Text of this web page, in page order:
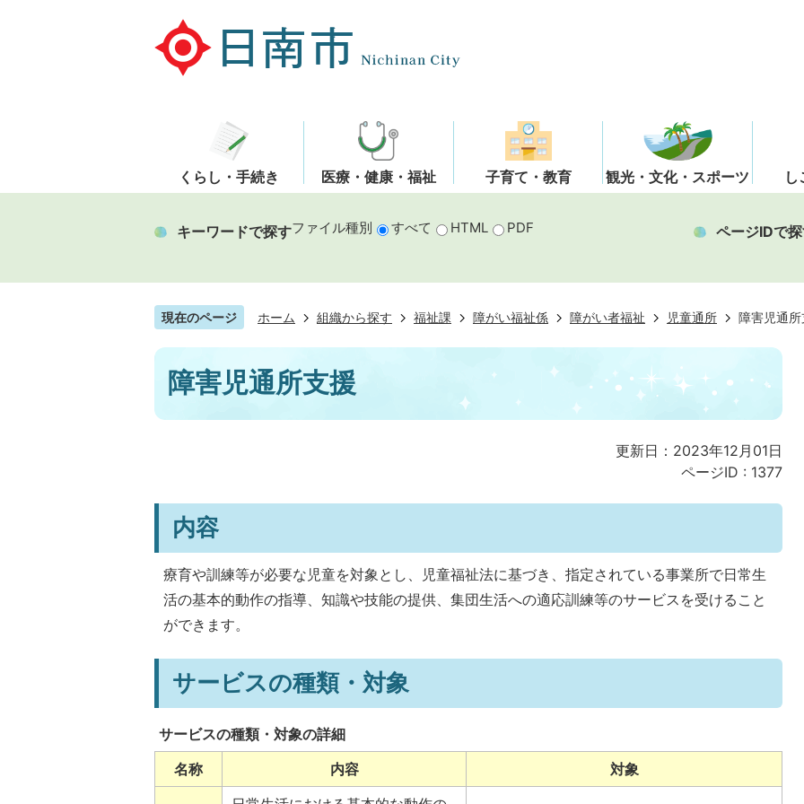
くらし・手続き 医療・健康・福祉 子育て・教育 観光・文化・スポーツ し
キーワードで探すファイル種別 すべて HTML PDF ページIDで
現在のページ ホーム 組織から探す 福祉課 障がい福祉係 障がい者福祉 児童通所 障害児通所
障害児通所支援
更新日：2023年12月01日
ページID : 1377
内容
療育や訓練等が必要な児童を対象とし、児童福祉法に基づき、指定されている事業所で日常生
活の基本的動作の指導、知識や技能の提供、集団生活への適応訓練等のサービスを受けること
ができます。
サービスの種類・対象
サービスの種類・対象の詳細
名称
内容 対象